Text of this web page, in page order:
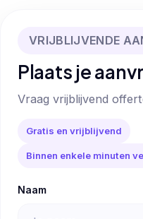
VRIJBLIJVENDE
Plaats je
Vraag vrijblijvend
Gratis en vrijblijvend
Binnen enkele minuten
Naam